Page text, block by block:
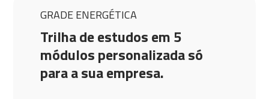
GRADE ENERGÉTICA
Trilha de estudos em 5
módulos personalizada só
para a sua empresa.